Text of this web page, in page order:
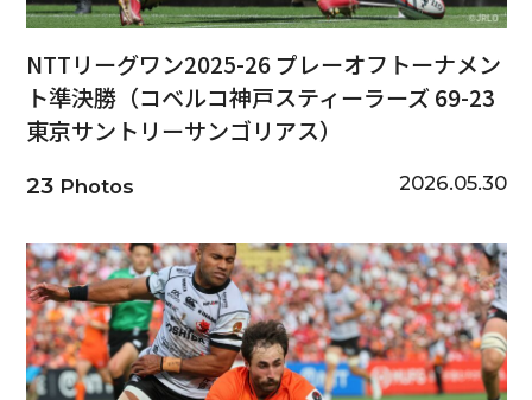
NTTリーグワン2025-26 プレーオフトーナメン
ト準決勝（コベルコ神戸スティーラーズ 69-23
東京サントリーサンゴリアス）
23Photos 2026.05.30